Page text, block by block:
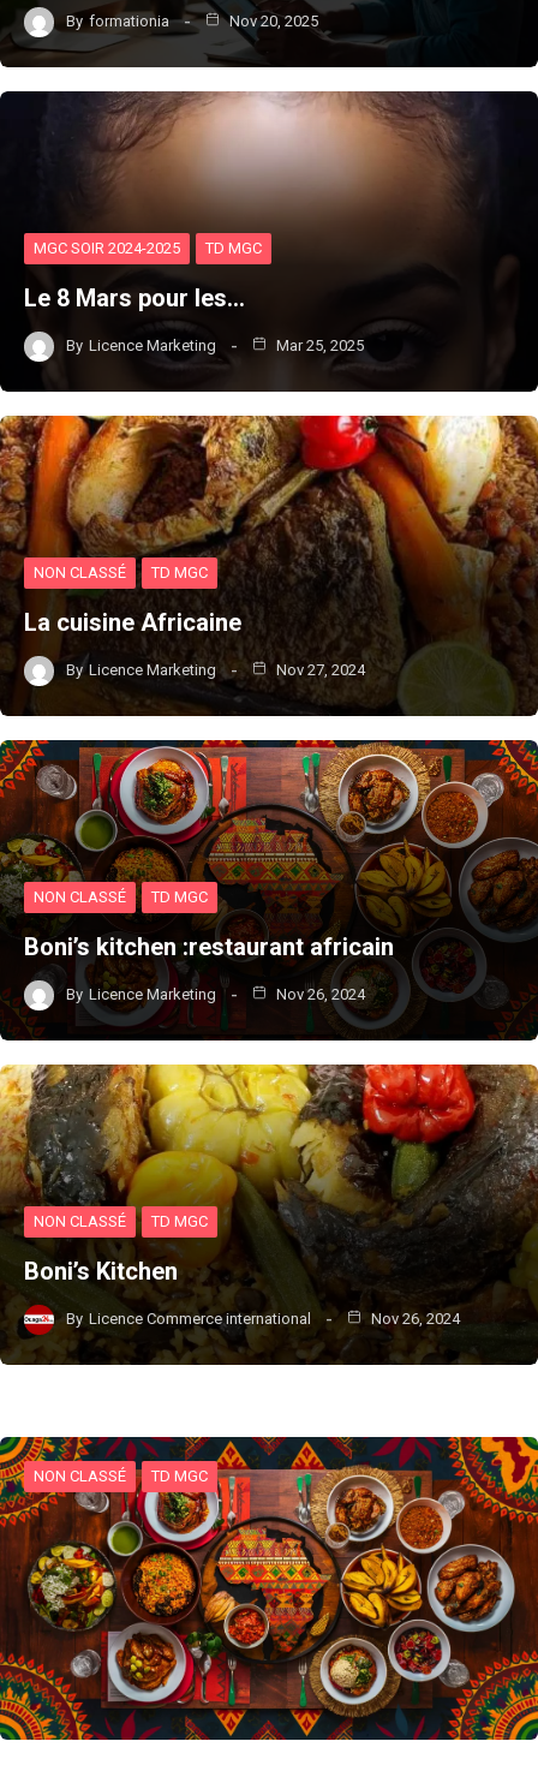
By formationia Nov 20, 2025
MGC SOIR 2024-2025 TD MGC
Le 8 Mars pour les…
By Licence Marketing Mar 25, 2025
NON CLASSÉ TD MGC
La cuisine Africaine
By Licence Marketing Nov 27, 2024
NON CLASSÉ TD MGC
Boni’s kitchen :restaurant africain
By Licence Marketing Nov 26, 2024
NON CLASSÉ TD MGC
Boni’s Kitchen
By Licence Commerce international Nov 26, 2024
NON CLASSÉ TD MGC